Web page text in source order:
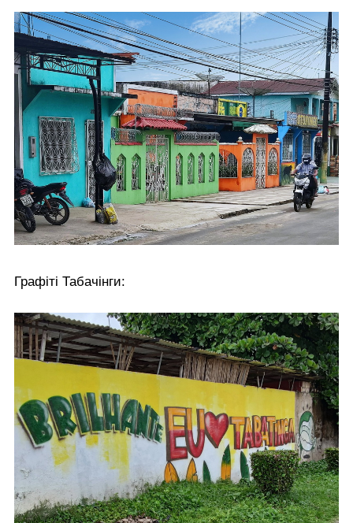
Графіті Табачінги: